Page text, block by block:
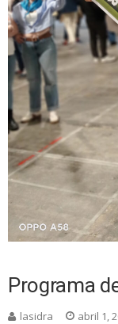
Programa
lasidra abril 1,